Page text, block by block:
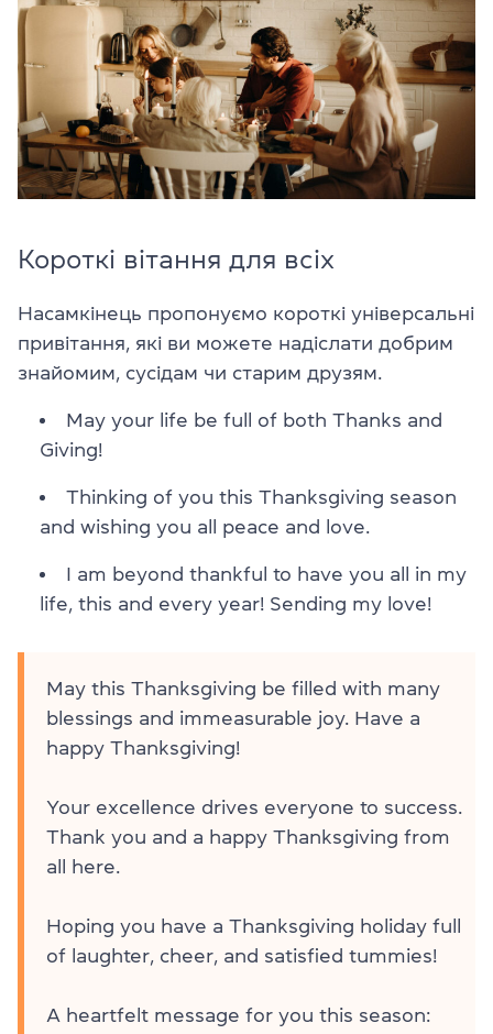
Короткі вітання для всіх
Насамкінець пропонуємо короткі універсальні
привітання, які ви можете надіслати добрим
знайомим, сусідам чи старим друзям.
May your life be full of both Thanks and
Giving!
Thinking of you this Thanksgiving season
and wishing you all peace and love.
I am beyond thankful to have you all in my
life, this and every year! Sending my love!
May this Thanksgiving be filled with many
blessings and immeasurable joy. Have a
happy Thanksgiving!
Your excellence drives everyone to success.
Thank you and a happy Thanksgiving from
all here.
Hoping you have a Thanksgiving holiday full
of laughter, cheer, and satisfied tummies!
A heartfelt message for you this season: